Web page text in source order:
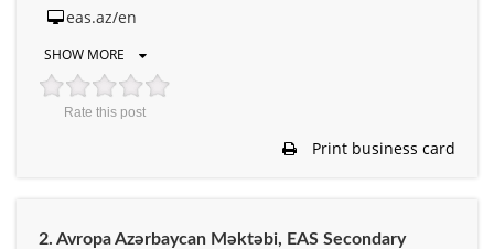
eas.az/en
SHOW MORE
Rate this post
Print business card
2. Avropa Azərbaycan Məktəbi, EAS Secondary